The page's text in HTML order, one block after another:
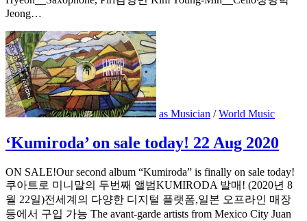
Jeong…
as Musician /World Music
‘Kumiroda’ on sale today! 22 Aug 2020
ON SALE!Our second album “Kumiroda” is finally on sale today!
쿠아트로 미니말의 두번째 앨범KUMIRODA 발매! (2020년 8
월 22일)전세계의 다양한 디지털 플랫폼,일본 오프라인 매장
등에서 구입 가능 The avant-garde artists from Mexico City Juan